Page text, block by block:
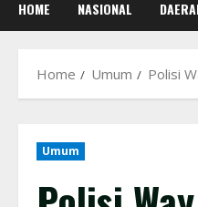
HOME NASIONAL
Home Umum Polisi
Umum